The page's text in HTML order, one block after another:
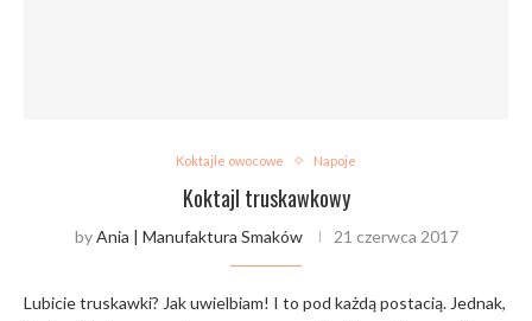
Koktajle owocowe Napoje
Koktajl truskawkowy
byAnia | Manufaktura Smaków 21 czerwca 2017
Lubicie truskawki? Jak uwielbiam! I to pod każdą postacią. Jednak,